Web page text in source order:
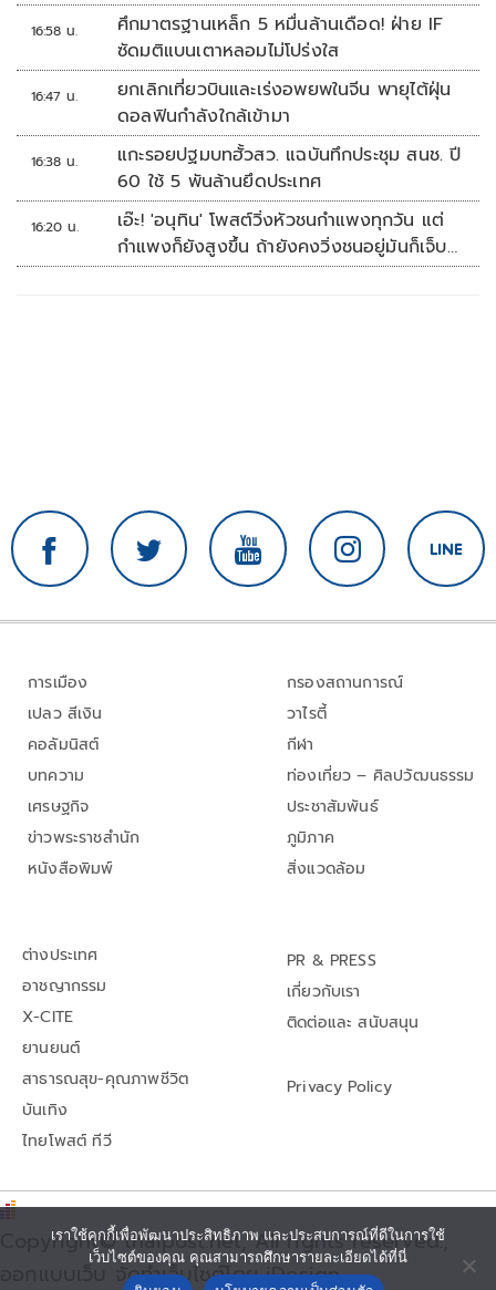
16:58 น.
ศึกมาตรฐานเหล็ก 5 หมื่นล้านเดือด! ฝ่าย IF
ซัดมติแบนเตาหลอมไม่โปร่งใส
16:47 น.
ยกเลิกเที่ยวบินและเร่งอพยพในจีน พายุไต้ฝุ่น
ดอลฟินกำลังใกล้เข้ามา
16:38 น.
แกะรอยปฐมบทฮั้วสว. แฉบันทึกประชุม สนช. ปี
60 ใช้ 5 พันล้านยึดประเทศ
16:20 น.
เอ๊ะ! 'อนุทิน' โพสต์วิ่งหัวชนกำแพงทุกวัน แต่
กำแพงก็ยังสูงขึ้น ถ้ายังคงวิ่งชนอยู่มันก็เจ็บ
หัวอีก
การเมือง
เปลว สีเงิน
คอลัมนิสต์
บทความ
เศรษฐกิจ
ข่าวพระราชสำนัก
หนังสือพิมพ์
กรองสถานการณ์
วาไรตี้
กีฬา
ท่องเที่ยว – ศิลปวัฒนธรรม
ประชาสัมพันธ์
ภูมิภาค
สิ่งแวดล้อม
ต่างประเทศ
อาชญากรรม
X-CITE
ยานยนต์
สาธารณสุข-คุณภาพชีวิต
บันเทิง
ไทยโพสต์ ทีวี
PR & PRESS
เกี่ยวกับเรา
ติดต่อและ สนับสนุน
Privacy Policy
Copyright© thaipost.net, All rights reserved.,
ออกแบบเว็บ จัดทำเว็บไซต์โดย iDesign
เราใช้คุกกี้เพื่อพัฒนาประสิทธิภาพ และประสบการณ์ที่ดีในการใช้
เว็บไซต์ของคุณ คุณสามารถศึกษารายละเอียดได้ที่นี่